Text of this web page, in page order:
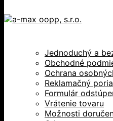
Jednoduchý a
Obchodné
Ochrana
Reklamačný
Formulár
Vrátenie tovaru
Možnosti